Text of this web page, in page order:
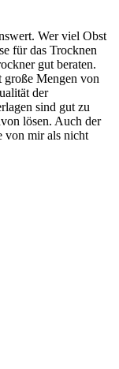
Wer viel Obst
für das Trocknen
gut beraten.
große Mengen von
der
sind gut zu
lösen. Auch der
von mir als nicht